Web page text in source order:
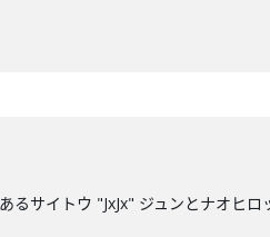
サイトウ "JxJx" ジュンとナオヒロ